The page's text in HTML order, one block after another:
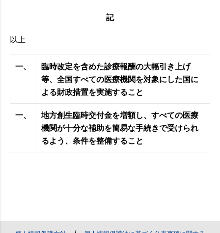
記
以上
一、
臨時改定を含めた診療報酬の大幅引き上げ
等、全国すべての医療機関を対象にした国に
よる財政措置を実施すること
一、
地方創生臨時交付金を増額し、すべての医療
機関が十分な補助を簡易な手続きで受けられ
るよう、条件を整備すること